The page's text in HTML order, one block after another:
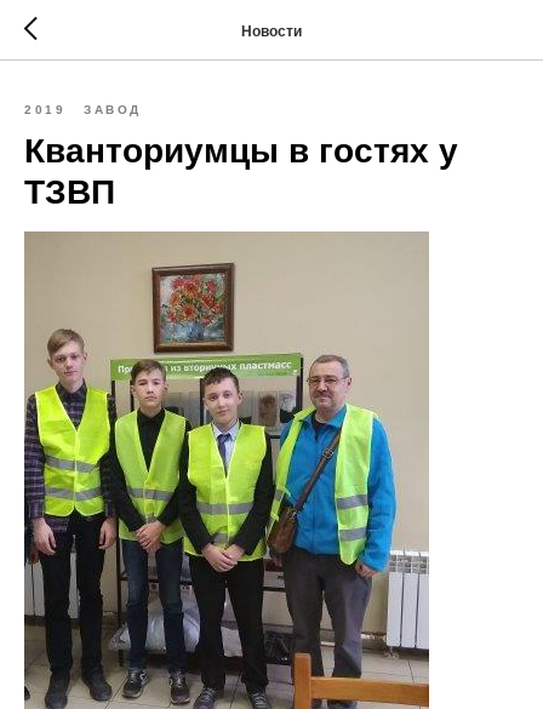
Новости
2019 ЗАВОД
Кванториумцы в гостях у
ТЗВП